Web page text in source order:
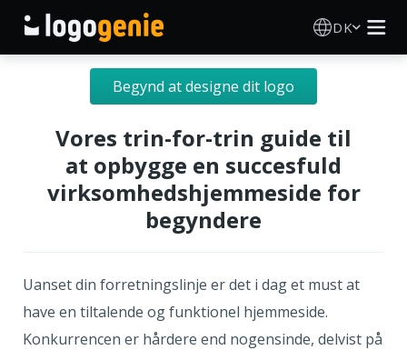
DK
Logo Designer
AI logogenerator
Logoidéer
Trykte produkter
Om
Blog
Begynd at designe dit logo
Vores trin-for-trin guide til
at opbygge en succesfuld
virksomhedshjemmeside for
begyndere
Uanset din forretningslinje er det i dag et must at
have en tiltalende og funktionel hjemmeside.
Konkurrencen er hårdere end nogensinde, delvist på